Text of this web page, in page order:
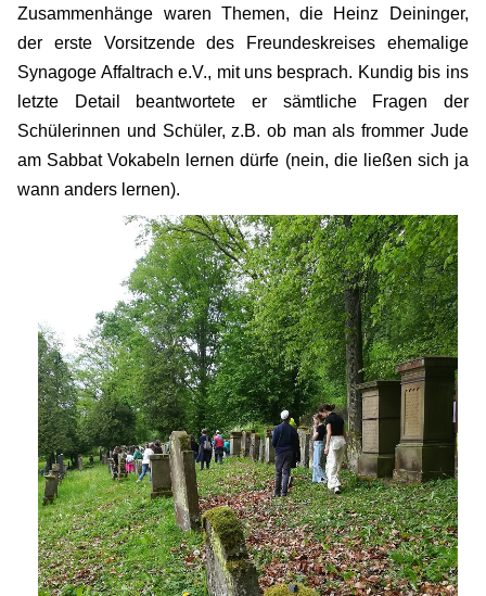
Zusammenhänge waren Themen, die Heinz Deininger,
der erste Vorsitzende des Freundeskreises ehemalige
Synagoge Affaltrach e.V., mit uns besprach. Kundig bis ins
letzte Detail beantwortete er sämtliche Fragen der
Schülerinnen und Schüler, z.B. ob man als frommer Jude
am Sabbat Vokabeln lernen dürfe (nein, die ließen sich ja
wann anders lernen).